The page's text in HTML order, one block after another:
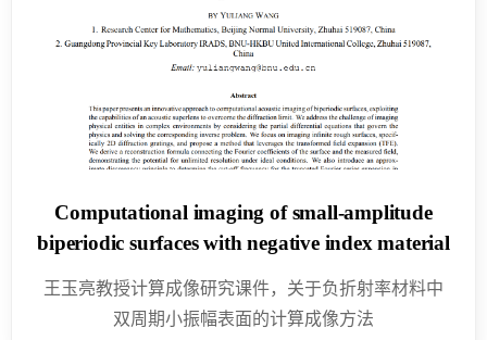
Computational imaging of small-amplitude
biperiodic surfaces with negative index material
王玉亮教授计算成像研究课件，关于负折射率材料中
双周期小振幅表面的计算成像方法